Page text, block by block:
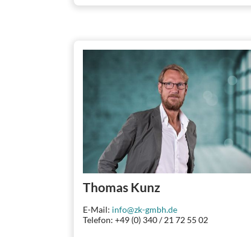
Thomas Kunz
E-Mail: info@zk-gmbh.de
Telefon: +49 (0) 340 / 21 72 55 02